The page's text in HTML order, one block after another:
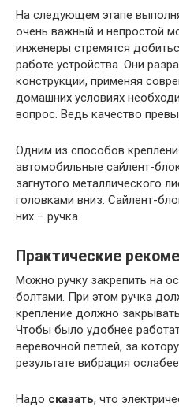
На следующем этапе
очень важный и непростой
инженеры стремятся
работе устройства. Они
конструкции, применяя
домашних условиях
вопрос. Ведь качество
Одним из способов
автомобильные сайлент-
загнутого металлического
головками вниз. Сайлент-
них – ручка.
Практические
Можно ручку закрепить на
болтами. При этом ручка
крепление должно
Чтобы было удобнее
веревочной петлей, за
результате вибрация
Надо сказать, что